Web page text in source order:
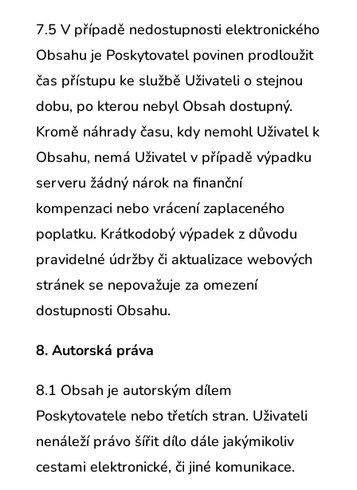
7.5 V případě nedostupnosti elektronického
Obsahu je Poskytovatel povinen prodloužit
čas přístupu ke službě Uživateli o stejnou
dobu, po kterou nebyl Obsah dostupný.
Kromě náhrady času, kdy nemohl Uživatel k
Obsahu, nemá Uživatel v případě výpadku
serveru žádný nárok na finanční
kompenzaci nebo vrácení zaplaceného
poplatku. Krátkodobý výpadek z důvodu
pravidelné údržby či aktualizace webových
stránek se nepovažuje za omezení
dostupnosti Obsahu.
8. Autorská práva
8.1 Obsah je autorským dílem
Poskytovatele nebo třetích stran. Uživateli
nenáleží právo šířit dílo dále jakýmikoliv
cestami elektronické, či jiné komunikace.